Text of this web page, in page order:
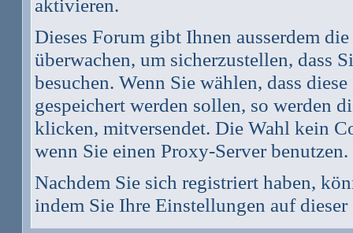
aktivieren.
Dieses Forum gibt Ihnen ausserdem
überwachen, um sicherzustellen, dass
besuchen. Wenn Sie wählen, dass
gespeichert werden sollen, so werden
klicken, mitversendet. Die Wahl kein
wenn Sie einen Proxy-Server benutzen.
Nachdem Sie sich registriert haben,
indem Sie Ihre Einstellungen auf dieser